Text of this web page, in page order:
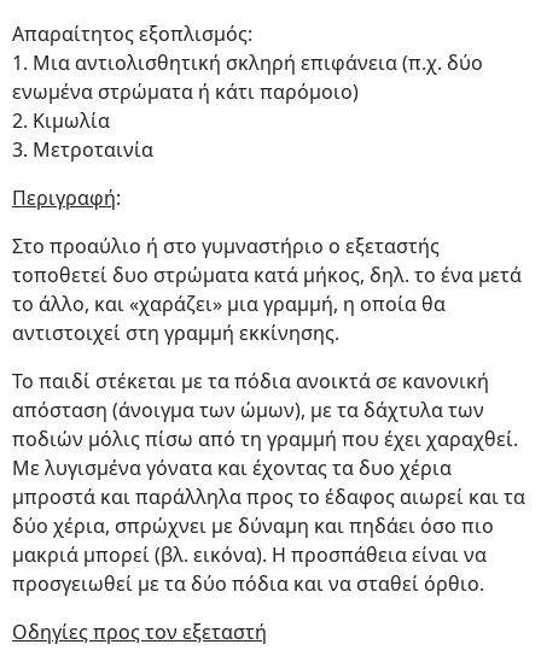
Απαραίτητος εξοπλισμός:
1. Μια αντιολισθητική σκληρή επιφάνεια (π.χ. δύο
ενωμένα στρώματα ή κάτι παρόμοιο)
2. Κιμωλία
3. Μετροταινία
Περιγραφή:
Στο προαύλιο ή στο γυμναστήριο ο εξεταστής
τοποθετεί δυο στρώματα κατά μήκος, δηλ. το ένα μετά
το άλλο, και «χαράζει» μια γραμμή, η οποία θα
αντιστοιχεί στη γραμμή εκκίνησης.
Το παιδί στέκεται με τα πόδια ανοικτά σε κανονική
απόσταση (άνοιγμα των ώμων), με τα δάχτυλα των
ποδιών μόλις πίσω από τη γραμμή που έχει χαραχθεί.
Με λυγισμένα γόνατα και έχοντας τα δυο χέρια
μπροστά και παράλληλα προς το έδαφος αιωρεί και τα
δύο χέρια, σπρώχνει με δύναμη και πηδάει όσο πιο
μακριά μπορεί (βλ. εικόνα). Η προσπάθεια είναι να
προσγειωθεί με τα δύο πόδια και να σταθεί όρθιο.
Οδηγίες προς τον εξεταστή